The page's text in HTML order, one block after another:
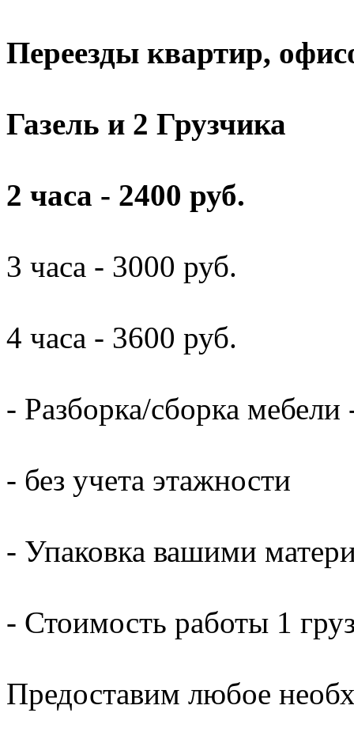
Переезды квартир,
Газель и 2 Грузчика
2 часа - 2400 руб.
3 часа - 3000 руб.
4 часа - 3600 руб.
- Разборка/сборка мебели
- без учета этажности
- Упаковка вашими
- Стоимость работы 1
Предоставим любое